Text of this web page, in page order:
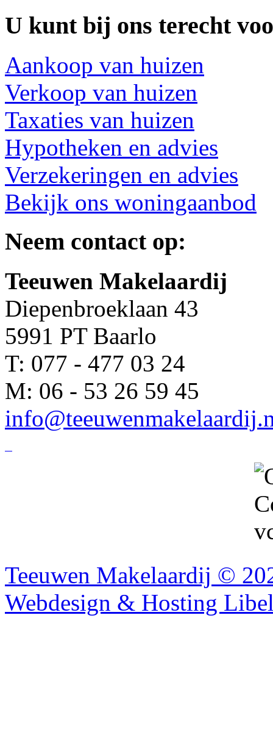
U kunt bij ons terecht
Aankoop van huizen
Verkoop van huizen
Taxaties van huizen
Hypotheken en advies
Verzekeringen en advies
Bekijk ons woningaanbod
Neem contact op:
Teeuwen Makelaardij
Diepenbroeklaan 43
5991 PT Baarlo
T: 077 - 477 03 24
M: 06 - 53 26 59 45
Teeuwen Makelaardij ©
Webdesign & Hosting